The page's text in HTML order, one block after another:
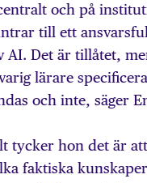
och på
till ett
AI. Det är tillåtet,
lärare
och inte, säger
tycker hon det är
faktiska